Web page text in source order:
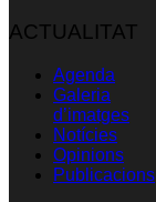
ACTUALITAT
Agenda
Galeria
d’imatges
Notícies
Opinions
Publicacions